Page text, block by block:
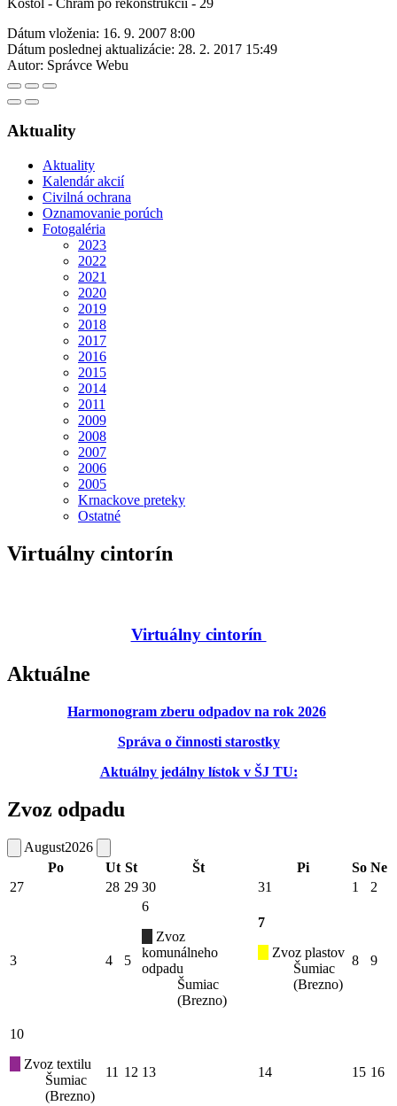
Dátum vloženia: 16. 9. 2007 8:00
Dátum poslednej aktualizácie: 28. 2. 2017 15:49
Autor: Správce Webu
Aktuality
Aktuality
Kalendár akcií
Civilná ochrana
Oznamovanie porúch
Fotogaléria
2023
2022
2021
2020
2019
2018
2017
2016
2015
2014
2011
2009
2008
2007
2006
2005
Krnackove preteky
Ostatné
Virtuálny cintorín
Virtuálny cintorín
Aktuálne
Harmonogram zberu odpadov na rok 2026
Správa o činnosti starostky
Aktuálny jedálny lístok v ŠJ TU:
Zvoz odpadu
August2026
Po
Ut St Št Pi So Ne
27
28 29 30 31 1 2
3 4 5
6
Zvoz
komunálneho
odpadu
Šumiac
(Brezno)
7
Zvoz plastov
Šumiac
(Brezno)
8 9
10
Zvoz textilu
Šumiac
(Brezno)
11 12 13 14 15 16